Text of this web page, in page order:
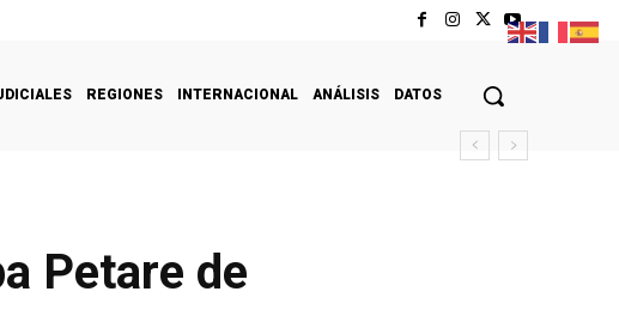
REGIONES INTERNACIONAL ANÁLISIS DATOS
Petare de